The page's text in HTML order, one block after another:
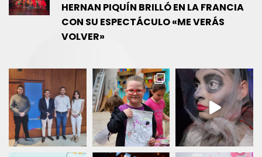
HERNAN PIQUÍN BRILLÓ EN LA FRANCIA
CON SU ESPECTÁCULO «ME VERÁS
VOLVER»